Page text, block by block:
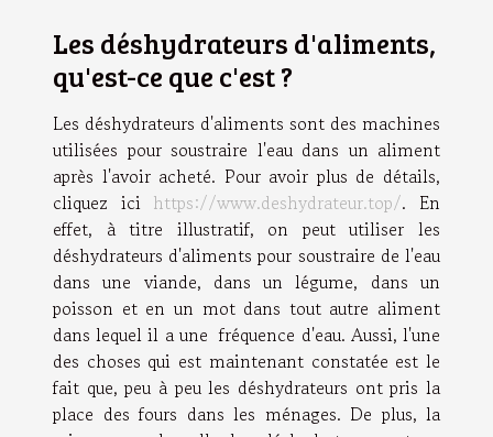
Les déshydrateurs d'aliments,
qu'est-ce que c'est ?
Les déshydrateurs d'aliments sont des machines
utilisées pour soustraire l'eau dans un aliment
après l'avoir acheté. Pour avoir plus de détails,
cliquez ici https://www.deshydrateur.top/. En
effet, à titre illustratif, on peut utiliser les
déshydrateurs d'aliments pour soustraire de l'eau
dans une viande, dans un légume, dans un
poisson et en un mot dans tout autre aliment
dans lequel il a une fréquence d'eau. Aussi, l'une
des choses qui est maintenant constatée est le
fait que, peu à peu les déshydrateurs ont pris la
place des fours dans les ménages. De plus, la